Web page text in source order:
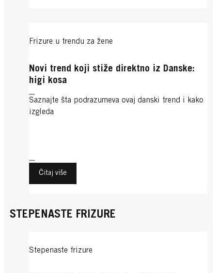
Frizure u trendu za žene
Novi trend koji stiže direktno iz Danske:
higi kosa
...
Saznajte šta podrazumeva ovaj danski trend i kako
izgleda
...
Čitaj više
STEPENASTE FRIZURE
Stepenaste frizure